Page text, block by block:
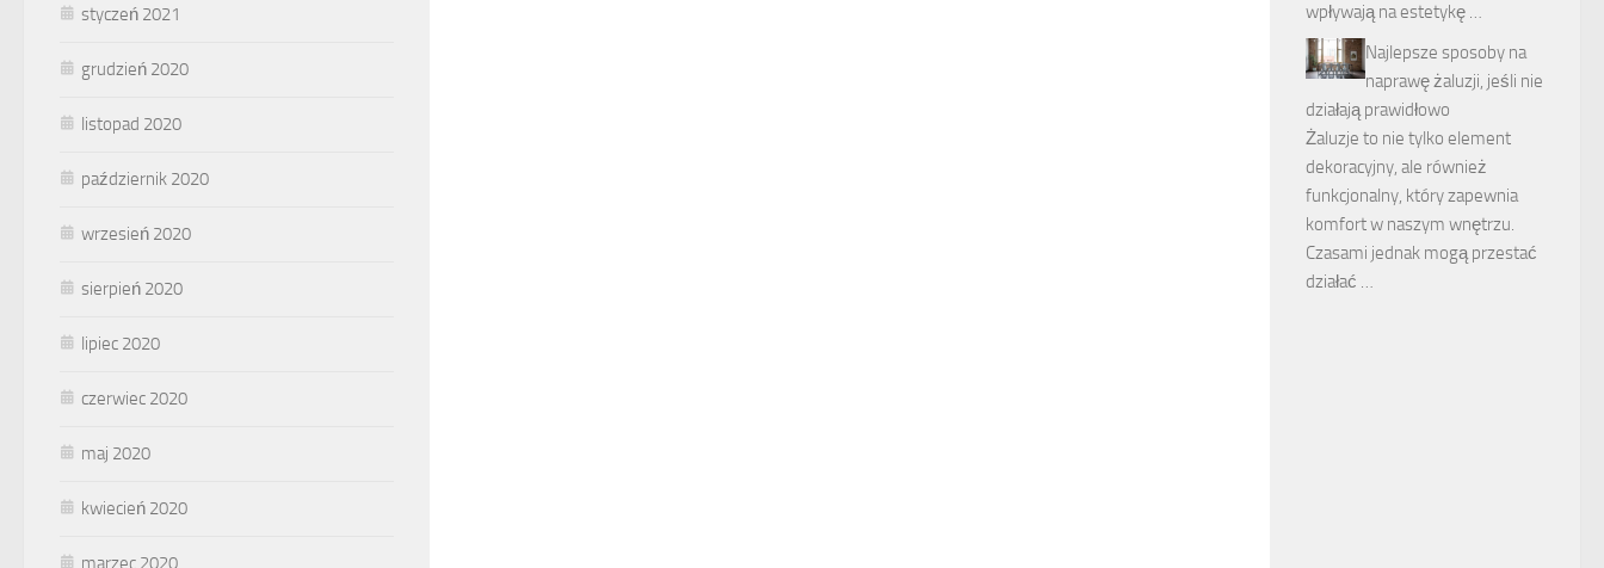
styczeń 2021
grudzień 2020
listopad 2020
październik 2020
wrzesień 2020
sierpień 2020
lipiec 2020
czerwiec 2020
maj 2020
kwiecień 2020
marzec 2020
wpływają na estetykę …
Najlepsze sposoby na
naprawę żaluzji, jeśli nie
działają prawidłowo
Żaluzje to nie tylko element
dekoracyjny, ale również
funkcjonalny, który zapewnia
komfort w naszym wnętrzu.
Czasami jednak mogą przestać
działać …